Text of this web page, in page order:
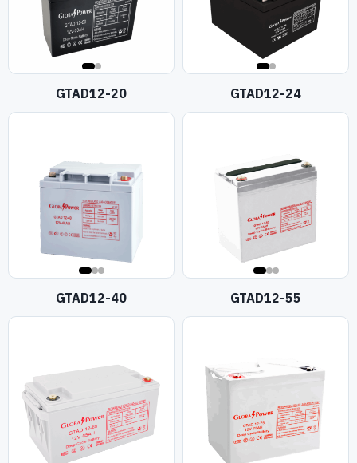
GTAD12-20 GTAD12-24
GTAD12-40 GTAD12-55